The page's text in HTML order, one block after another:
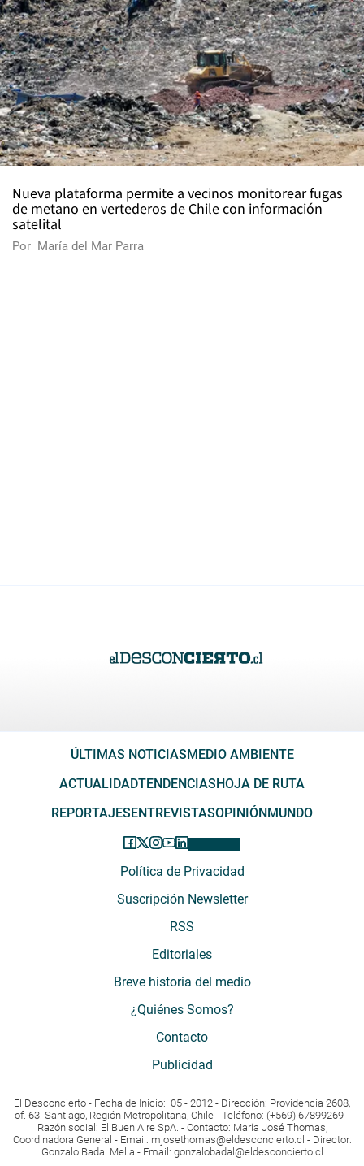
Nueva plataforma permite a vecinos monitorear fugas
de metano en vertederos de Chile con información
satelital
Por María del Mar Parra
ÚLTIMAS NOTICIASMEDIO AMBIENTE
ACTUALIDADTENDENCIASHOJA DE RUTA
REPORTAJESENTREVISTASOPINIÓNMUNDO
Política de Privacidad
Suscripción Newsletter
RSS
Editoriales
Breve historia del medio
¿Quiénes Somos?
Contacto
Publicidad
El Desconcierto - Fecha de Inicio: 05 - 2012 - Dirección: Providencia 2608,
of. 63. Santiago, Región Metropolitana, Chile - Teléfono: (+569) 67899269 -
Razón social: El Buen Aire SpA. - Contacto: María José Thomas,
Coordinadora General - Email: mjosethomas@eldesconcierto.cl - Director:
Gonzalo Badal Mella - Email: gonzalobadal@eldesconcierto.cl